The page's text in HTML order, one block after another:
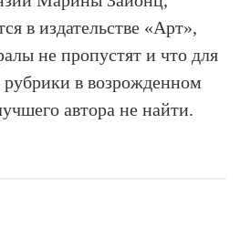
в издательстве «Арт»,
не пропустят и что для
в возрожденном
автора не найти.